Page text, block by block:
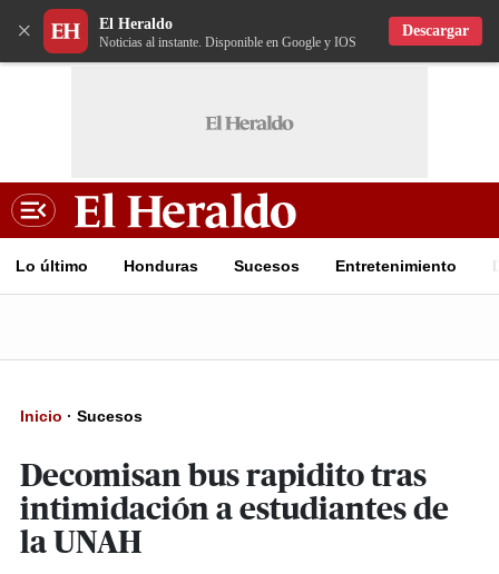
× El Heraldo
Noticias al instante. Disponible en Google y IOS
Descargar
Lo último Honduras Sucesos Entretenimiento
Inicio · Sucesos
Decomisan bus rapidito tras
intimidación a estudiantes de
la UNAH